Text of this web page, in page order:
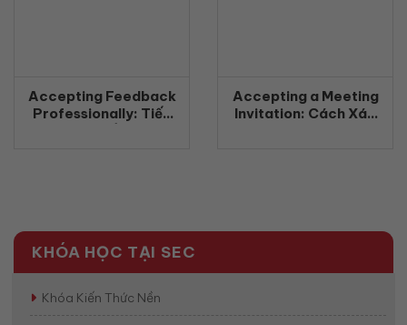
Accepting Feedback
Professionally: Tiếp
Accepting a Meeting
Invitation: Cách Xác
KHÓA HỌC TẠI SEC
Khóa Kiến Thức Nền